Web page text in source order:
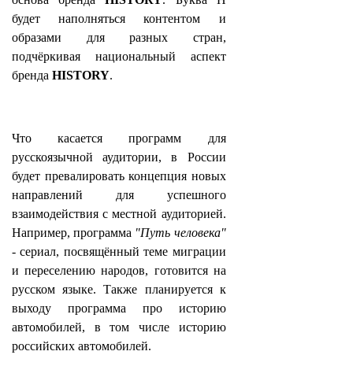
будет наполняться контентом и
образами для разных стран,
подчёркивая национальный аспект
бренда HISTORY.
Что касается программ для
русскоязычной аудитории, в России
будет превалироватьконцепция новых
направлений для успешного
взаимодействия с местной аудиторией.
Например, программа "Путь человека"
- сериал, посвящённый теме миграции
и переселению народов, готовится на
русском языке. Также планируется к
выходу программа про историю
автомобилей, в том числе историю
российских автомобилей.